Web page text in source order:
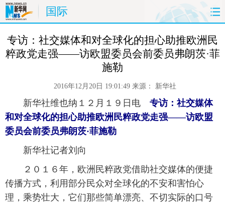
国际
首页 时政 国际 财经
思客 地方
港澳 台湾 华人 汽车
图片 视频 彩票 食品
健康 信息化 数据
专访：社交媒体和对全球化的担心助推欧洲民
粹政党走强——访欧盟委员会前委员弗朗茨·菲
施勒
2016年12月20日 19:01:49 来源： 新华社
新华社维也纳１２月１９日电 专访：社交媒体
和对全球化的担心助推欧洲民粹政党走强——访欧盟
委员会前委员弗朗茨·菲施勒
新华社记者刘向
２０１６年，欧洲民粹政党借助社交媒体的便捷
传播方式，利用部分民众对全球化的不安和害怕心
理，乘势壮大，它们那些简单漂亮、不切实际的口号